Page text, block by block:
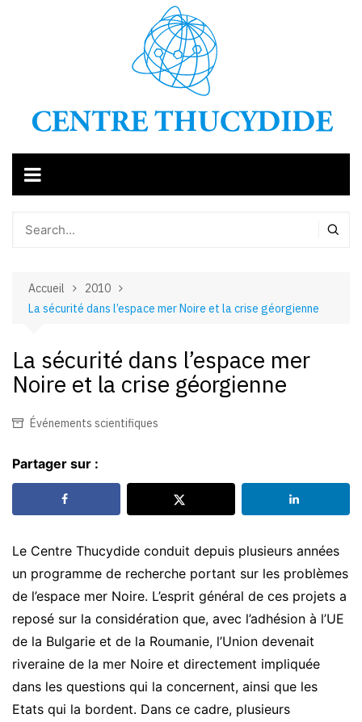
Accueil
2010
La sécurité dans l’espace mer Noire et la crise géorgienne
La sécurité dans l’espace mer
Noire et la crise géorgienne
Événements scientifiques
Partager sur :
Le Centre Thucydide conduit depuis plusieurs années
un programme de recherche portant sur les problèmes
de l’espace mer Noire. L’esprit général de ces projets a
reposé sur la considération que, avec l’adhésion à l’UE
de la Bulgarie et de la Roumanie, l’Union devenait
riveraine de la mer Noire et directement impliquée
dans les questions qui la concernent, ainsi que les
Etats qui la bordent. Dans ce cadre, plusieurs